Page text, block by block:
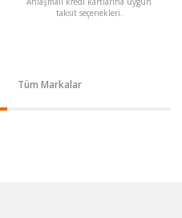
taksit seçenekleri.
Tüm Markalar